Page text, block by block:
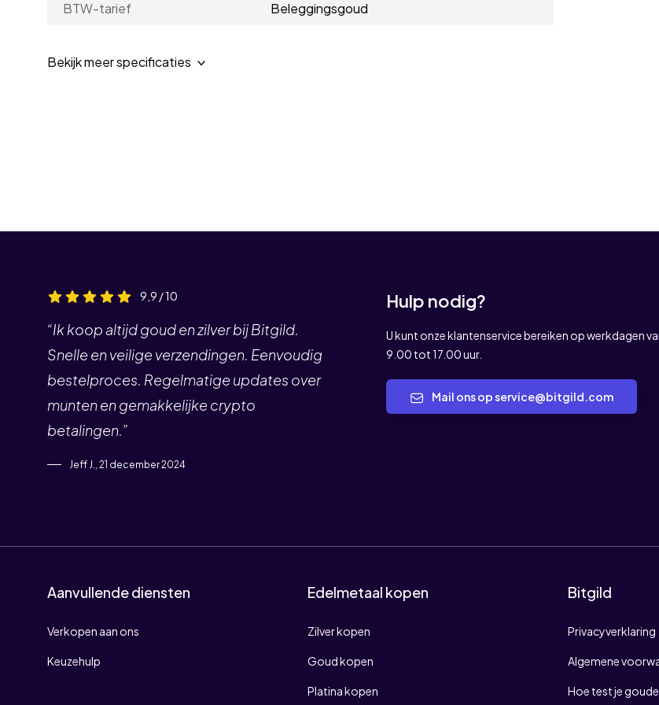
BTW-tarief Beleggingsgoud
Bekijk meer specificaties
9,9 / 10
“Ik koop altijd goud en zilver bij Bitgild.
Snelle en veilige verzendingen. Eenvoudig
bestelproces. Regelmatige updates over
munten en gemakkelijke crypto
betalingen.”
Jeff J., 21 december 2024
Hulp nodig?
U kunt onze klantenservice bereiken op werkdagen
9.00 tot 17.00 uur.
Mail ons op service@bitgild.com
Aanvullende diensten
Verkopen aan ons
Keuzehulp
Edelmetaal kopen
Zilver kopen
Goud kopen
Platina kopen
Bitgild
Privacyverklaring
Algemene
Hoe test je